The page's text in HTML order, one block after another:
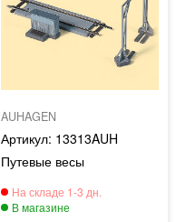
AUHAGEN
13313AUH
Путевые весы